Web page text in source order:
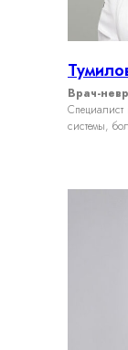
Врач-
Специалист
системы,